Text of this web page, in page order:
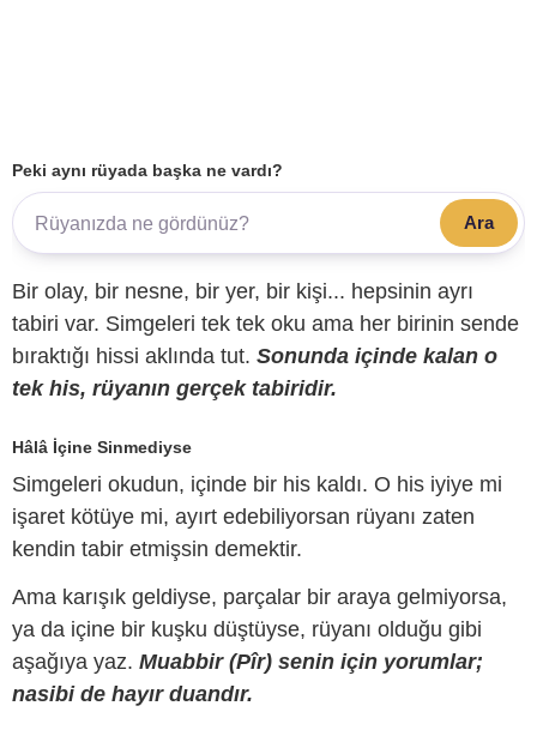
Peki aynı rüyada başka ne vardı?
Ara
Bir olay, bir nesne, bir yer, bir kişi... hepsinin ayrı
tabiri var. Simgeleri tek tek oku ama her birinin sende
bıraktığı hissi aklında tut. Sonunda içinde kalan o
tek his, rüyanın gerçek tabiridir.
Hâlâ İçine Sinmediyse
Simgeleri okudun, içinde bir his kaldı. O his iyiye mi
işaret kötüye mi, ayırt edebiliyorsan rüyanı zaten
kendin tabir etmişsin demektir.
Ama karışık geldiyse, parçalar bir araya gelmiyorsa,
ya da içine bir kuşku düştüyse, rüyanı olduğu gibi
aşağıya yaz. Muabbir (Pîr) senin için yorumlar;
nasibi de hayır duandır.